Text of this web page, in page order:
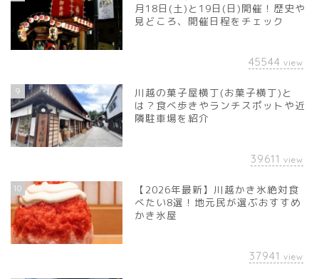
月18日(土)と19日(日)開催！歴史や
見どころ、開催日程をチェック
45544 view
9
川越の菓子屋横丁(お菓子横丁)と
は？食べ歩きやランチスポットや近
隣駐車場を紹介
39611 view
10
【2026年最新】川越かき氷絶対食
べたい8選！地元民が選ぶおすすめ
かき氷屋
37941 view